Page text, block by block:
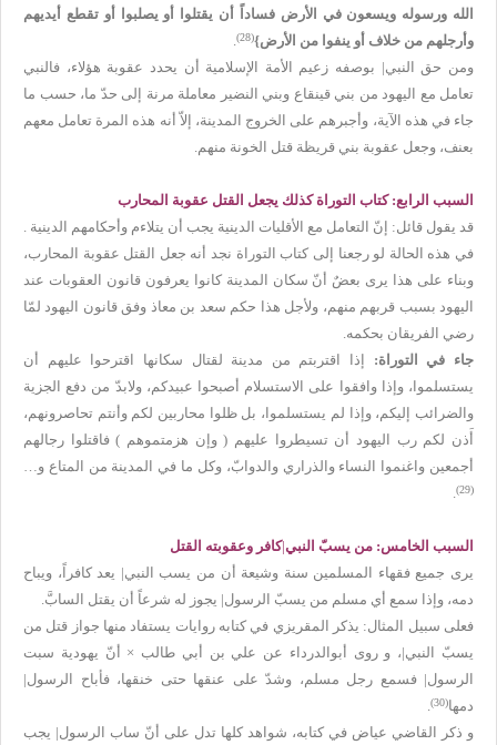
الله ورسوله ويسعون في الأرض فساداً أن يقتلوا أو يصلبوا أو تقطع أيديهم
وأرجلهم من خلاف أو ينفوا من الأرض}
(28)
.
ومن حق النبي| بوصفه زعيم الأمة الإسلامية أن يحدد عقوبة هؤلاء، فالنبي
تعامل مع اليهود من بني قينقاع وبني النضير معاملة مرنة إلى حدّ ما، حسب ما
جاء في هذه الآية، وأجبرهم على الخروج المدينة، إلاّ أنه هذه المرة تعامل معهم
بعنف، وجعل عقوبة بني قريظة قتل الخونة منهم.
السبب الرابع: كتاب التوراة كذلك يجعل القتل عقوبة المحارب
قد يقول قائل: إنّ التعامل مع الأقليات الدينية يجب أن يتلاءم وأحكامهم الدينية .
في هذه الحالة لو رجعنا إلى كتاب التوراة نجد أنه جعل القتل عقوبة المحارب،
وبناء على هذا يرى بعضٌ أنّ سكان المدينة كانوا يعرفون قانون العقوبات عند
اليهود بسبب قربهم منهم، ولأجل هذا حكم سعد بن معاذ وفق قانون اليهود لمّا
رضي الفريقان بحكمه.
جاء في التوراة:
إذا اقتربتم من مدينة لقتال سكانها اقترحوا عليهم أن
يستسلموا، وإذا وافقوا على الاستسلام أصبحوا عبيدكم، ولابدّ من دفع الجزية
والضرائب إليكم، وإذا لم يستسلموا، بل ظلوا محاربين لكم وأنتم تحاصرونهم،
أَذن لكم رب اليهود أن تسيطروا عليهم ( وإن هزمتموهم ) فاقتلوا رجالهم
أجمعين واغنموا النساء والذراري والدوابّ، وكل ما في المدينة من المتاع و…
(29)
.
السبب الخامس: من يسبّ النبي|كافر وعقوبته القتل
يرى جميع فقهاء المسلمين سنة وشيعة أن من يسب النبي| يعد كافراً، ويباح
دمه، وإذا سمع أي مسلم من يسبّ الرسول| يجوز له شرعاً أن يقتل السابَّ.
فعلى سبيل المثال: يذكر المقريزي في كتابه روايات يستفاد منها جواز قتل من
يسبّ النبي|، و روى أبوالدرداء عن علي بن أبي طالب × أنّ يهودية سبت
الرسول| فسمع رجل مسلم، وشدّ على عنقها حتى خنقها، فأباح الرسول|
دمها(30)
.
و ذكر القاضي عياض في كتابه، شواهد كلها تدل على أنّ ساب الرسول| يجب